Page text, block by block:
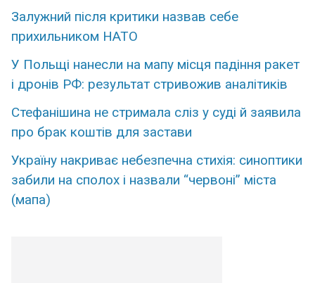
Залужний після критики назвав себе
прихильником НАТО
У Польщі нанесли на мапу місця падіння ракет
і дронів РФ: результат стривожив аналітиків
Стефанішина не стримала сліз у суді й заявила
про брак коштів для застави
Україну накриває небезпечна стихія: синоптики
забили на сполох і назвали “червоні” міста
(мапа)